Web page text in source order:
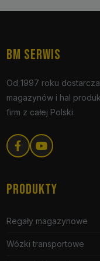
BM SERWIS
Od 1997 roku
magazynów i hal
firm z całej Polski.
PRODUKTY
Regały magazynowe
Wózki transportowe